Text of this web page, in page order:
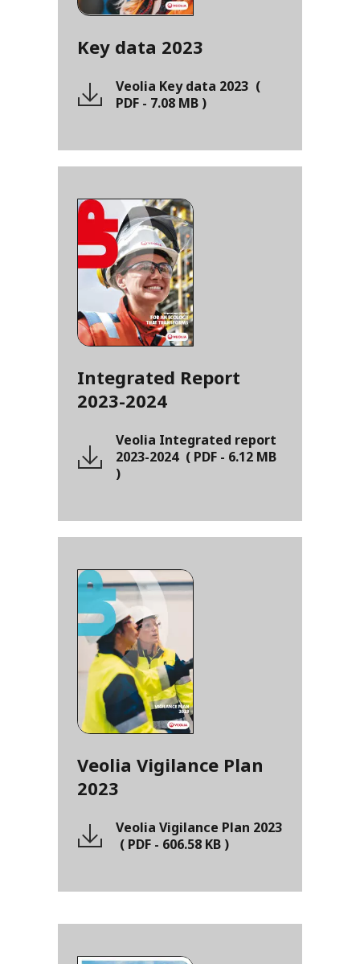
Key data 2023
Veolia Key data 2023 (
PDF - 7.08 MB )
Integrated Report
2023-2024
Veolia Integrated report
2023-2024 ( PDF - 6.12 MB
)
Veolia Vigilance Plan
2023
Veolia Vigilance Plan 2023
( PDF - 606.58 KB )